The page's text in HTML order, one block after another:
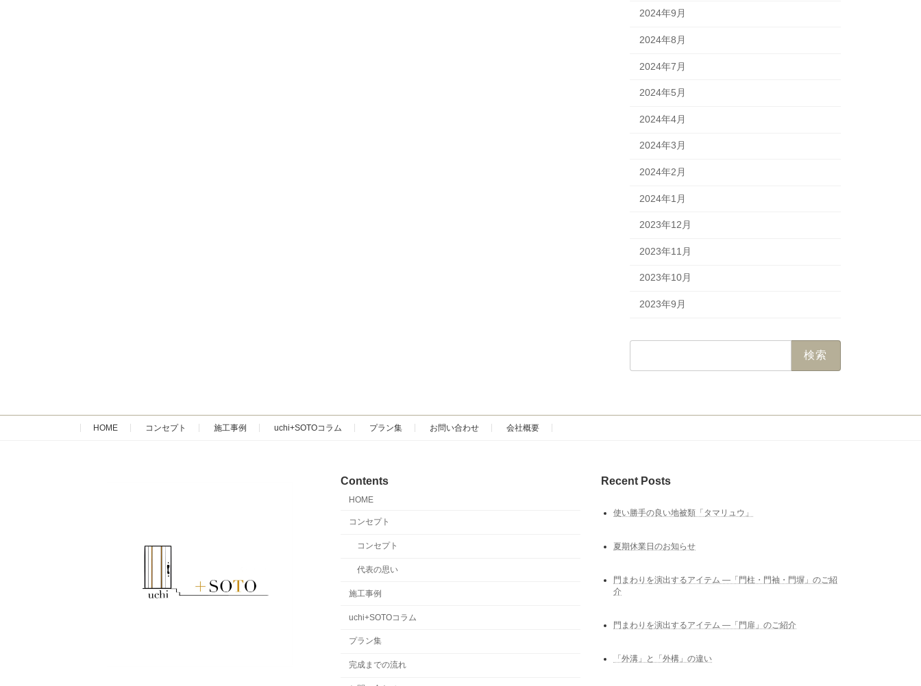
2024年9月
2024年8月
2024年7月
2024年5月
2024年4月
2024年3月
2024年2月
2024年1月
2023年12月
2023年11月
2023年10月
2023年9月
HOME コンセプト 施工事例 uchi+SOTOコラム プラン集 お問い合わせ 会社概要
Contents
HOME
コンセプト
コンセプト
代表の思い
施工事例
uchi+SOTOコラム
プラン集
完成までの流れ
Recent Posts
使い勝手の良い地被類「タマリュウ」
夏期休業日のお知らせ
門まわりを演出するアイテム ―「門柱・門袖・門塀」のご紹
介
門まわりを演出するアイテム ―「門扉」のご紹介
「外溝」と「外構」の違い